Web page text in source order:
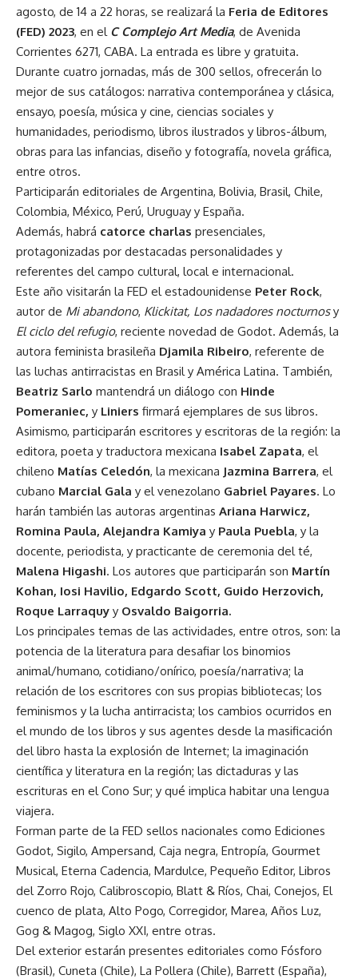
agosto, de 14 a 22 horas, se realizará la Feria de Editores
(FED) 2023, en el C Complejo Art Media, de Avenida
Corrientes 6271, CABA. La entrada es libre y gratuita.
Durante cuatro jornadas, más de 300 sellos, ofrecerán lo
mejor de sus catálogos: narrativa contemporánea y clásica,
ensayo, poesía, música y cine, ciencias sociales y
humanidades, periodismo, libros ilustrados y libros-álbum,
obras para las infancias, diseño y fotografía, novela gráfica,
entre otros.
Participarán editoriales de Argentina, Bolivia, Brasil, Chile,
Colombia, México, Perú, Uruguay y España.
Además, habrá catorce charlas presenciales,
protagonizadas por destacadas personalidades y
referentes del campo cultural, local e internacional.
Este año visitarán la FED el estadounidense Peter Rock,
autor de Mi abandono, Klickitat, Los nadadores nocturnosy
El ciclo del refugio, reciente novedad de Godot. Además, la
autora feminista brasileña Djamila Ribeiro, referente de
las luchas antirracistas en Brasil y América Latina. También,
Beatriz Sarlo mantendrá un diálogo con Hinde
Pomeraniec, y Liniers firmará ejemplares de sus libros.
Asimismo, participarán escritores y escritoras de la región: la
editora, poeta y traductora mexicana Isabel Zapata, el
chileno Matías Celedón, la mexicana Jazmina Barrera, el
cubano Marcial Gala y el venezolano Gabriel Payares. Lo
harán también las autoras argentinas Ariana Harwicz,
Romina Paula, Alejandra Kamiya y Paula Puebla, y la
docente, periodista, y practicante de ceremonia del té,
Malena Higashi. Los autores que participarán son Martín
Kohan, Iosi Havilio, Edgardo Scott, Guido Herzovich,
Roque Larraquy y Osvaldo Baigorria.
Los principales temas de las actividades, entre otros, son: la
potencia de la literatura para desafiar los binomios
animal/humano, cotidiano/onírico, poesía/narrativa; la
relación de los escritores con sus propias bibliotecas; los
feminismos y la lucha antirracista; los cambios ocurridos en
el mundo de los libros y sus agentes desde la masificación
del libro hasta la explosión de Internet; la imaginación
científica y literatura en la región; las dictaduras y las
escrituras en el Cono Sur; y qué implica habitar una lengua
viajera.
Forman parte de la FED sellos nacionales como Ediciones
Godot, Sigilo, Ampersand, Caja negra, Entropía, Gourmet
Musical, Eterna Cadencia, Mardulce, Pequeño Editor, Libros
del Zorro Rojo, Calibroscopio, Blatt & Ríos, Chai, Conejos, El
cuenco de plata, Alto Pogo, Corregidor, Marea, Años Luz,
Gog & Magog, Siglo XXI, entre otras.
Del exterior estarán presentes editoriales como Fósforo
(Brasil), Cuneta (Chile), La Pollera (Chile), Barrett (España),